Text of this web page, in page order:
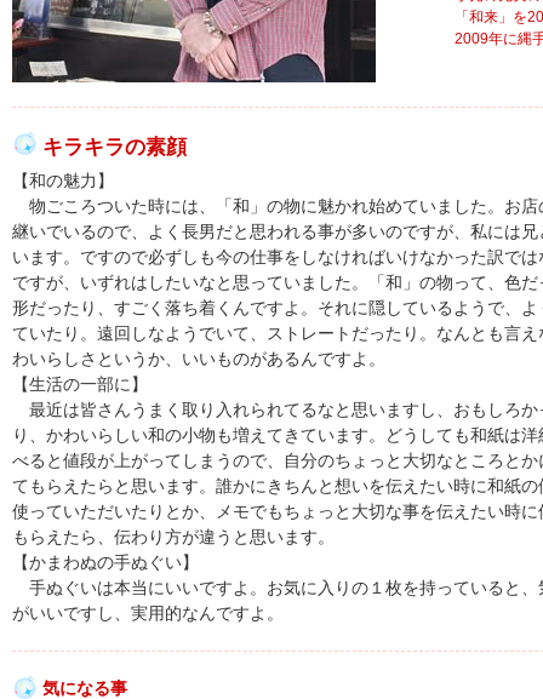
「和来」を
2009年に縄
キラキラの素顔
【和の魅力】
物ごころついた時には、「和」の物に魅かれ始めていました。お店
継いでいるので、よく長男だと思われる事が多いのですが、私には兄
います。ですので必ずしも今の仕事をしなければいけなかった訳では
ですが、いずれはしたいなと思っていました。「和」の物って、色だ
形だったり、すごく落ち着くんですよ。それに隠しているようで、よ
ていたり。遠回しなようでいて、ストレートだったり。なんとも言え
わいらしさというか、いいものがあるんですよ。
【生活の一部に】
最近は皆さんうまく取り入れられてるなと思いますし、おもしろか
り、かわいらしい和の小物も増えてきています。どうしても和紙は洋
べると値段が上がってしまうので、自分のちょっと大切なところとか
てもらえたらと思います。誰かにきちんと想いを伝えたい時に和紙の
使っていただいたりとか、メモでもちょっと大切な事を伝えたい時に
もらえたら、伝わり方が違うと思います。
【かまわぬの手ぬぐい】
手ぬぐいは本当にいいですよ。お気に入りの１枚を持っていると、
がいいですし、実用的なんですよ。
気になる事